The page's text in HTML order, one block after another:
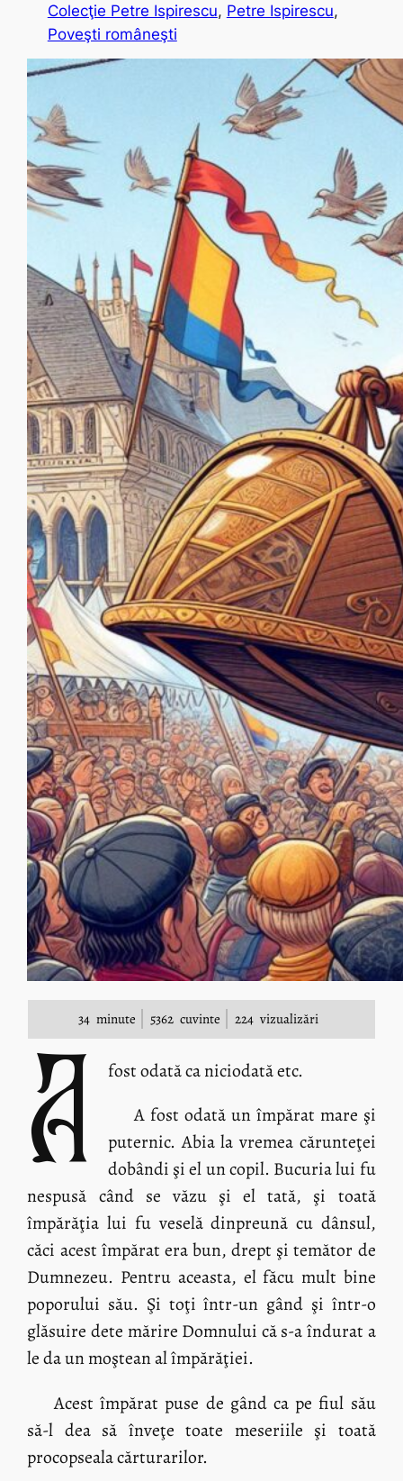
Colecţie Petre Ispirescu, Petre Ispirescu
Poveşti româneşti
34 minute 5362 cuvinte 224 vizualizări
A
fost odată ca niciodată etc.
A fost odată un împărat mare şi
puternic. Abia la vremea cărunteţei
dobândi şi el un copil. Bucuria lui fu
nespusă când se văzu şi el tată, şi toată
împărăţia lui fu veselă dinpreună cu dânsul,
căci acest împărat era bun, drept şi temător de
Dumnezeu. Pentru aceasta, el făcu mult bine
poporului său. Şi toţi într-un gând şi într-o
glăsuire dete mărire Domnului că s-a îndurat a
le da un moştean al împărăţiei.
Acest împărat puse de gând ca pe fiul său
să-l dea să înveţe toate meseriile şi toată
procopseala cărturarilor.